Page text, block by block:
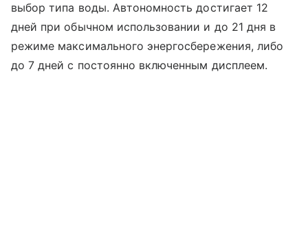
выбор типа воды. Автономность достигает 12
дней при обычном использовании и до 21 дня в
режиме максимального энергосбережения, либо
до 7 дней с постоянно включенным дисплеем.